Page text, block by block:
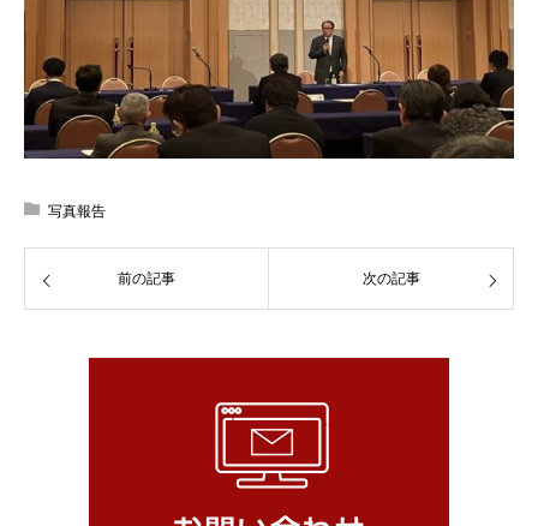
写真報告
前の記事 次の記事